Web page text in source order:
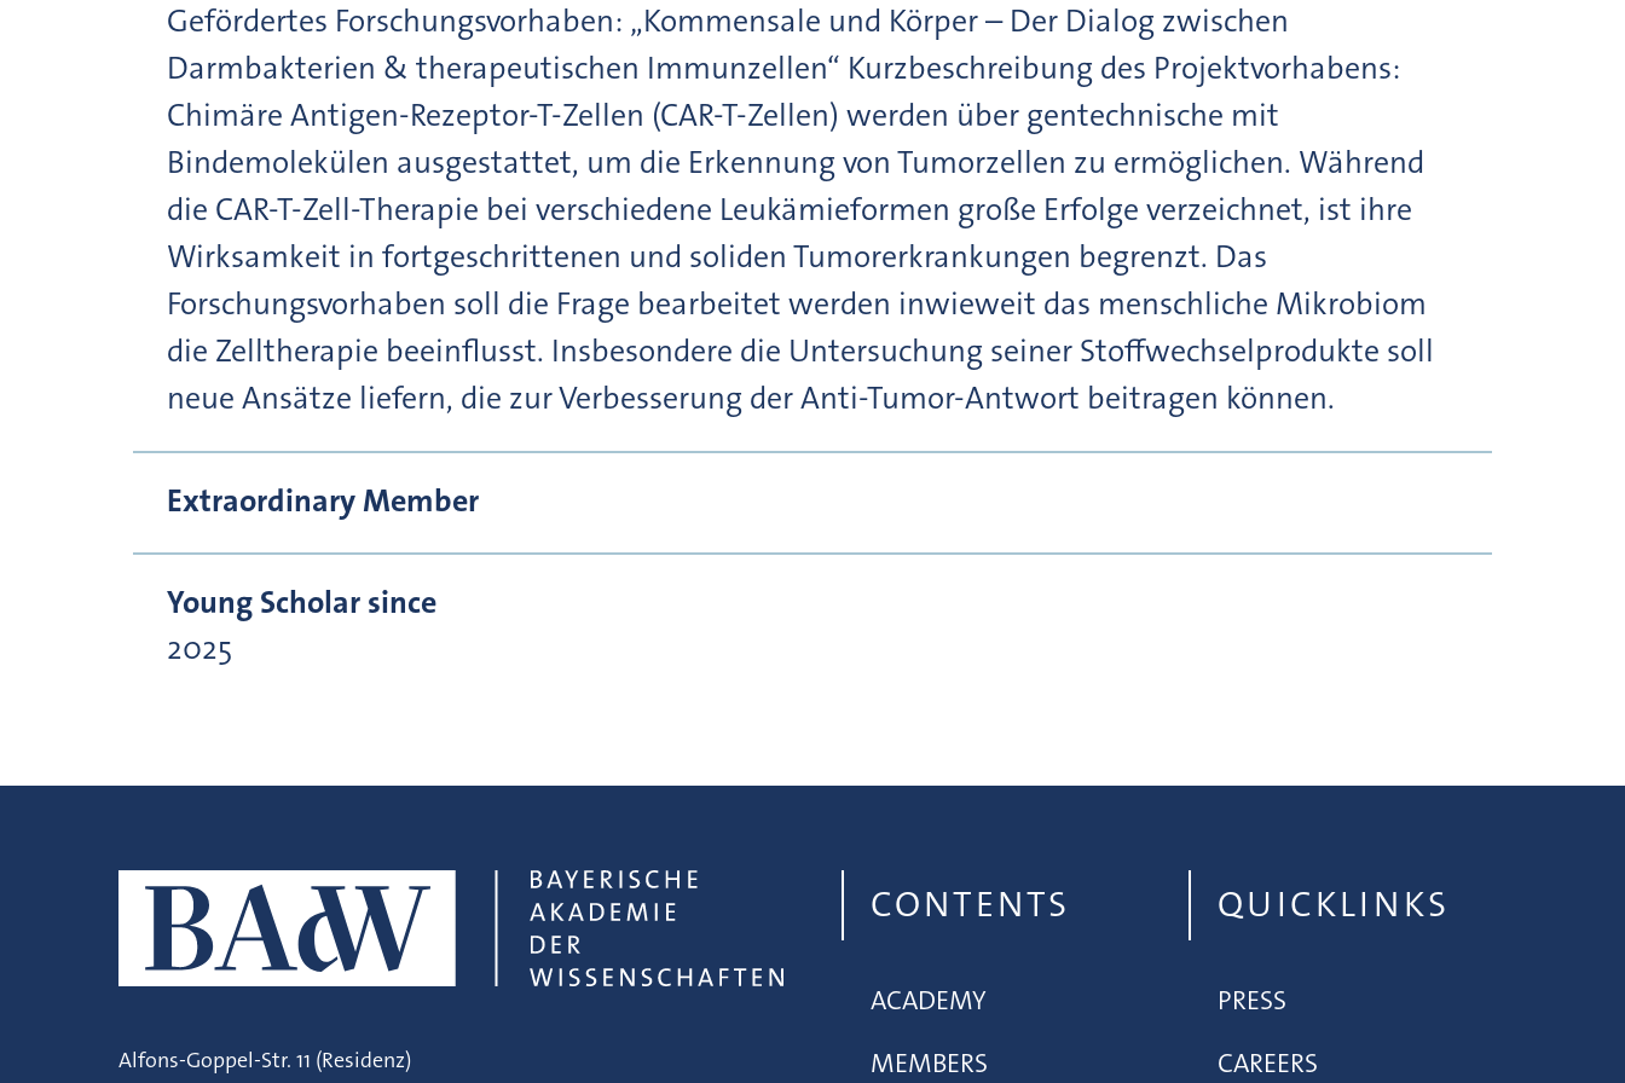
Gefördertes Forschungsvorhaben: „Kommensale und Körper – Der Dialog zwischen
Darmbakterien & therapeutischen Immunzellen“ Kurzbeschreibung des Projektvorhabens:
Chimäre Antigen-Rezeptor-T-Zellen (CAR-T-Zellen) werden über gentechnische mit
Bindemolekülen ausgestattet, um die Erkennung von Tumorzellen zu ermöglichen. Während
die CAR-T-Zell-Therapie bei verschiedene Leukämieformen große Erfolge verzeichnet, ist ihre
Wirksamkeit in fortgeschrittenen und soliden Tumorerkrankungen begrenzt. Das
Forschungsvorhaben soll die Frage bearbeitet werden inwieweit das menschliche Mikrobiom
die Zelltherapie beeinflusst. Insbesondere die Untersuchung seiner Stoffwechselprodukte soll
neue Ansätze liefern, die zur Verbesserung der Anti-Tumor-Antwort beitragen können.
Extraordinary Member
Young Scholar since
2025
Alfons-Goppel-Str. 11 (Residenz)
CONTENTS
ACADEMY
MEMBERS
QUICKLINKS
PRESS
CAREERS